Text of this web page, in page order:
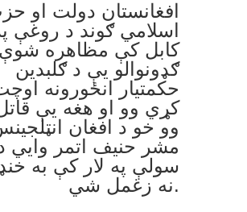
افغانستان دولت او
اسلامي ګوند د روغې
کابل کې مظاهره
ګډونوالو يې د ګلبدين
حکمتيار انځورونه
کړي وو او هغه يې
وو خو د افغان
مشر حنيف اتمر وايي
سولې په لار کې به
نه زغمل شي.